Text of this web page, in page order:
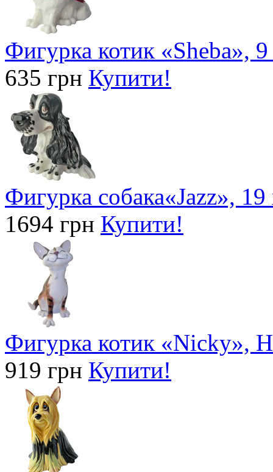
Фигурка котик «Sheba»,
635 грн Купити!
Фигурка собака«Jazz»,
1694 грн Купити!
Фигурка котик «Nicky»,
919 грн Купити!